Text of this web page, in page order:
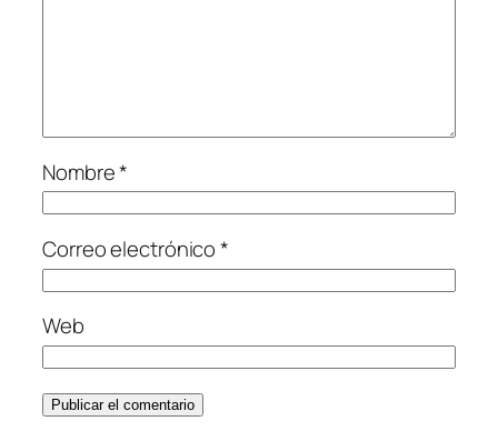
Nombre*
Correo electrónico*
Web